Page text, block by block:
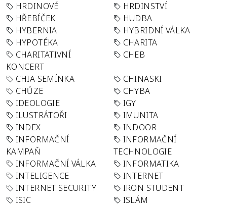
HRDINOVÉ
HRDINSTVÍ
HŘEBÍČEK
HUDBA
HYBERNIA
HYBRIDNÍ VÁLKA
HYPOTÉKA
CHARITA
CHARITATIVNÍ
KONCERT
CHEB
CHIA SEMÍNKA
CHINASKI
CHŮZE
CHYBA
IDEOLOGIE
IGY
ILUSTRÁTOŘI
IMUNITA
INDEX
INDOOR
INFORMAČNÍ
KAMPAŇ
INFORMAČNÍ
TECHNOLOGIE
INFORMAČNÍ VÁLKA
INFORMATIKA
INTELIGENCE
INTERNET
INTERNET SECURITY
IRON STUDENT
ISIC
ISLÁM